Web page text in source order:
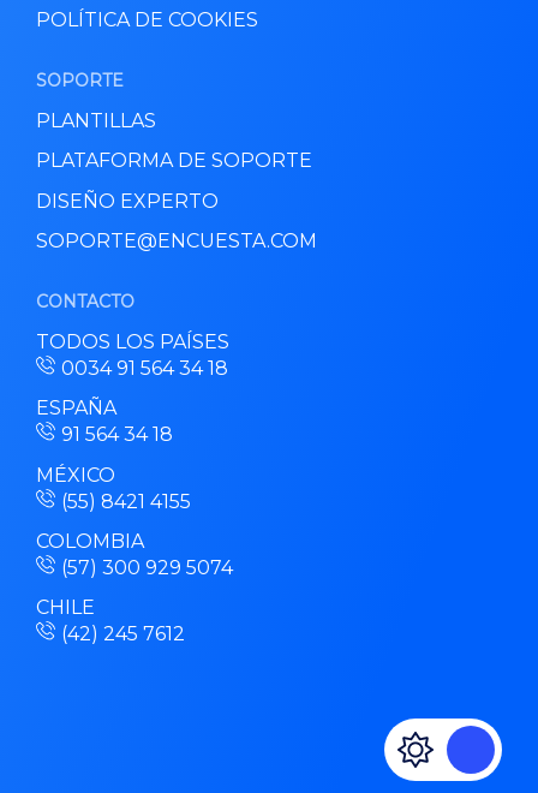
POLÍTICA DE COOKIES
SOPORTE
PLANTILLAS
PLATAFORMA DE SOPORTE
DISEÑO EXPERTO
SOPORTE@ENCUESTA.COM
CONTACTO
TODOS LOS PAÍSES
0034 91 564 34 18
ESPAÑA
91 564 34 18
MÉXICO
(55) 8421 4155
COLOMBIA
(57) 300 929 5074
CHILE
(42) 245 7612